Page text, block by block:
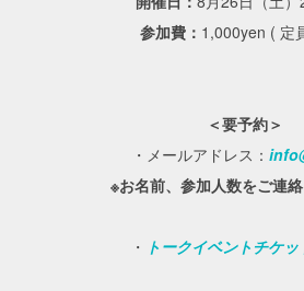
参加費： 1,000yen ( 定
＜要予約＞
・メールアドレス：
※お名前、参加人数をご連絡
・ トークイベントチケッ